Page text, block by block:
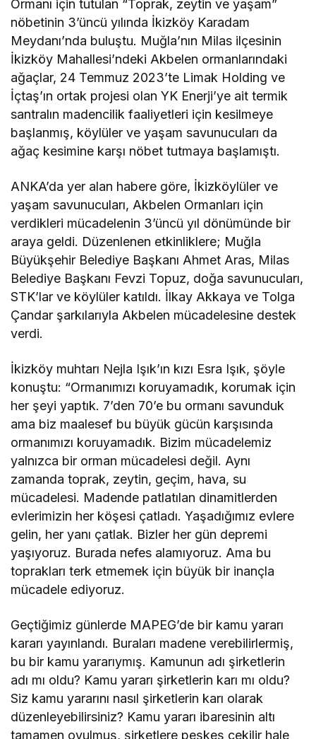
Ormanı için tutulan “Toprak, zeytin ve yaşam”
nöbetinin 3’üncü yılında İkizköy Karadam
Meydanı’nda buluştu. Muğla’nın Milas ilçesinin
İkizköy Mahallesi’ndeki Akbelen ormanlarındaki
ağaçlar, 24 Temmuz 2023’te Limak Holding ve
İçtaş’ın ortak projesi olan YK Enerji’ye ait termik
santralın madencilik faaliyetleri için kesilmeye
başlanmış, köylüler ve yaşam savunucuları da
ağaç kesimine karşı nöbet tutmaya başlamıştı.
ANKA’da yer alan habere göre, İkizköylüler ve
yaşam savunucuları, Akbelen Ormanları için
verdikleri mücadelenin 3’üncü yıl dönümünde bir
araya geldi. Düzenlenen etkinliklere; Muğla
Büyükşehir Belediye Başkanı Ahmet Aras, Milas
Belediye Başkanı Fevzi Topuz, doğa savunucuları,
STK’lar ve köylüler katıldı. İlkay Akkaya ve Tolga
Çandar şarkılarıyla Akbelen mücadelesine destek
verdi.
İkizköy muhtarı Nejla Işık’ın kızı Esra Işık, şöyle
konuştu: “Ormanımızı koruyamadık, korumak için
her şeyi yaptık. 7’den 70’e bu ormanı savunduk
ama biz maalesef bu büyük gücün karşısında
ormanımızı koruyamadık. Bizim mücadelemiz
yalnızca bir orman mücadelesi değil. Aynı
zamanda toprak, zeytin, geçim, hava, su
mücadelesi. Madende patlatılan dinamitlerden
evlerimizin her köşesi çatladı. Yaşadığımız evlere
gelin, her yanı çatlak. Bizler her gün depremi
yaşıyoruz. Burada nefes alamıyoruz. Ama bu
toprakları terk etmemek için büyük bir inançla
mücadele ediyoruz.
Geçtiğimiz günlerde MAPEG’de bir kamu yararı
kararı yayınlandı. Buraları madene verebilirlermiş,
bu bir kamu yararıymış. Kamunun adı şirketlerin
adı mı oldu? Kamu yararı şirketlerin karı mı oldu?
Siz kamu yararını nasıl şirketlerin karı olarak
düzenleyebilirsiniz? Kamu yararı ibaresinin altı
tamamen oyulmuş, şirketlere peşkeş çekilir hale